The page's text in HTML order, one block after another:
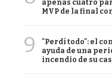
apenas cuatro
MVP de la final
9
"Perdí todo": el
ayuda de una
incendio de su